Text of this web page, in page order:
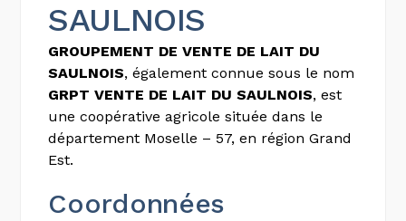
SAULNOIS
GROUPEMENT DE VENTE DE LAIT DU
SAULNOIS, également connue sous le nom
GRPT VENTE DE LAIT DU SAULNOIS, est
une coopérative agricole située dans le
département Moselle – 57, en région Grand
Est.
Coordonnées